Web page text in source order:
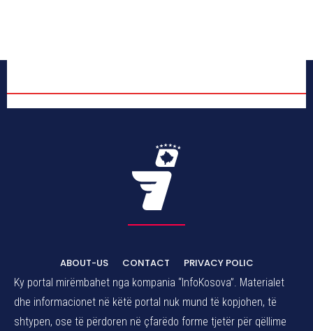
ABOUT-US CONTACT
PRIVACY POLIC
Ky portal mirëmbahet nga kompania “InfoKosova”. Materialet
dhe informacionet në këtë portal nuk mund të kopjohen, të
shtypen, ose të përdoren në çfarëdo forme tjetër për qëllime